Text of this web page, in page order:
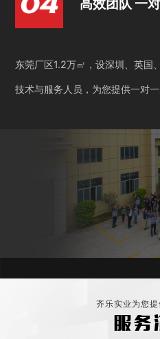
高效团队 一
东莞厂区1.2万㎡，设深圳、英国
技术与服务人员，为您提供一对一
齐乐实业为您
服务